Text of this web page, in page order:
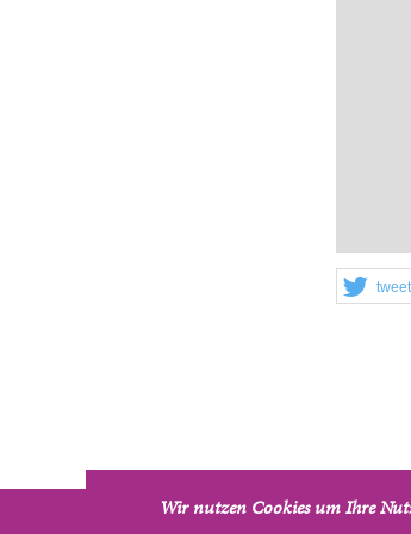
tweet
Auferstehungskirche - Pfarrgemeinde
Wir nutzen Cookies um Ihre